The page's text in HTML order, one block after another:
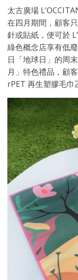
太古廣場
在四月期間，顧客
針或貼紙，便可於
綠色概念店享有低
日「地球日」的周
月」特色禮品，顧
rPET 再生塑膠毛巾